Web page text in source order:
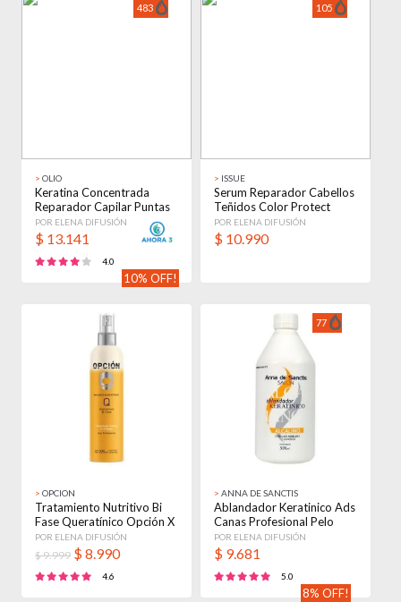
483
> OLIO
Keratina Concentrada
Reparador Capilar Puntas
Dañadas X 30ml
POR ELENA DIFUSIÓN
$ 13.141
4.0
105
> ISSUE
Serum Reparador Cabellos
Teñidos Color Protect
Issue X 60ml
POR ELENA DIFUSIÓN
$ 10.990
10% OFF!
> OPCION
Tratamiento Nutritivo Bi
Fase Queratínico Opción X
225ml
POR ELENA DIFUSIÓN
$ 9.999 $8.990
4.6
77
> ANNA DE SANCTIS
Ablandador Keratinico Ads
Canas Profesional Pelo
X500ml
POR ELENA DIFUSIÓN
$ 9.681
5.0
8% OFF!